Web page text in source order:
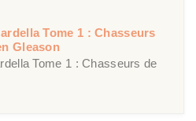
Tome 1 : Chasseurs
Gleason
Tome 1 : Chasseurs de